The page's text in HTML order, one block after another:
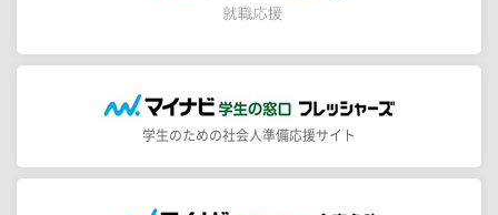
学生のための社会人準備応援サイト